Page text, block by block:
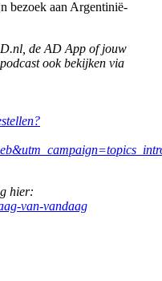
bezoek aan Argentinië-
de AD App of jouw
ook bekijken via
hier:
van-vandaag